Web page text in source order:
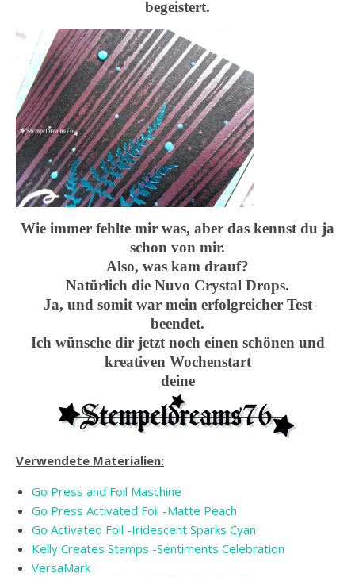
begeistert.
Wie immer fehlte mir was, aber das kennst du ja
schon von mir.
Also, was kam drauf?
Natürlich die Nuvo Crystal Drops.
Ja, und somit war mein erfolgreicher Test
beendet.
Ich wünsche dir jetzt noch einen schönen und
kreativen Wochenstart
deine
Verwendete Materialien:
Go Press and Foil Maschine
Go Press Activated Foil -Matte Peach
Go Activated Foil -Iridescent Sparks Cyan
Kelly Creates Stamps -Sentiments Celebration
VersaMark